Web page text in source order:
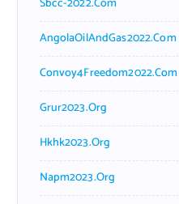
AngolaOilAndGas2022.com
Convoy4Freedom2022.com
Grur2023.org
Hkhk2023.org
Napm2023.org